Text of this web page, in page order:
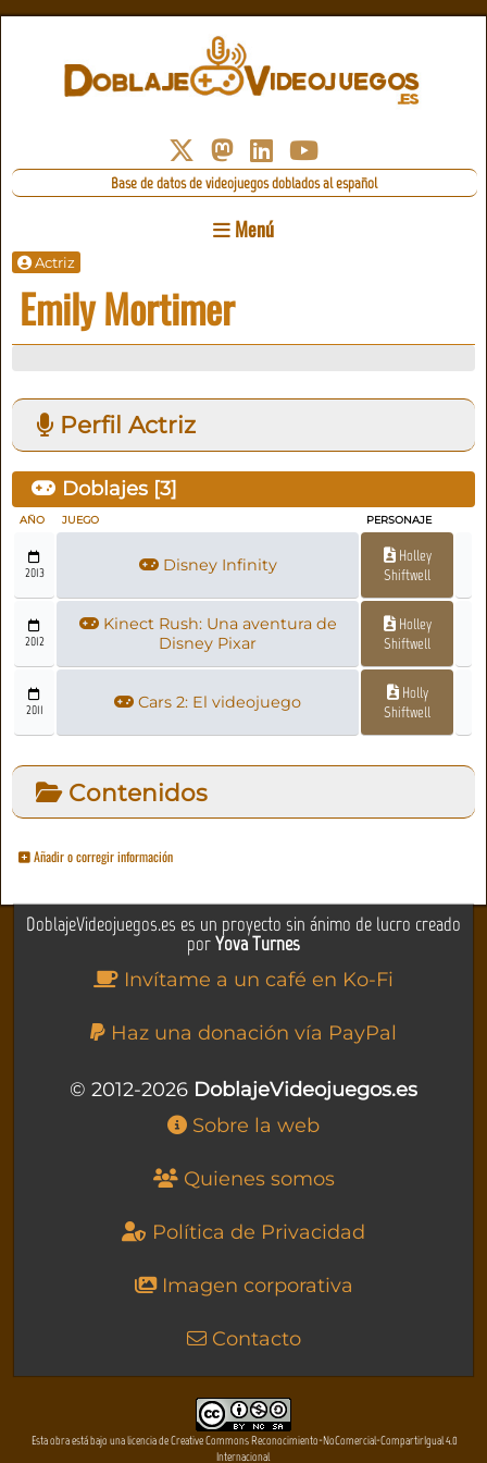
Base de datos de videojuegos doblados al español
Menú
Actriz
Emily Mortimer
Perfil Actriz
Doblajes [3]
AÑO JUEGO PERSONAJE
2013 Disney Infinity
Holley
Shiftwell
2012
Kinect Rush: Una aventura de
Disney Pixar
Holley
Shiftwell
2011 Cars 2: El videojuego
Holly
Shiftwell
Contenidos
Añadir o corregir información
DoblajeVideojuegos.es es un proyecto sin ánimo de lucro creado
porYova Turnes
Invítame a un café en Ko-Fi
Haz una donación vía PayPal
© 2012-2026 DoblajeVideojuegos.es
Sobre la web
Quienes somos
Política de Privacidad
Imagen corporativa
Contacto
Esta obra está bajo una licencia de Creative Commons Reconocimiento-NoComercial-CompartirIgual 4.0
Internacional